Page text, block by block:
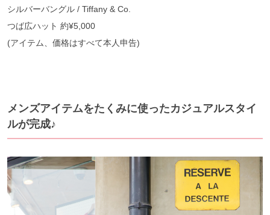
シルバーバングル / Tiffany & Co.
つば広ハット 約¥5,000
(アイテム、価格はすべて本人申告)
メンズアイテムをたくみに使ったカジュアルスタイ
ルが完成♪